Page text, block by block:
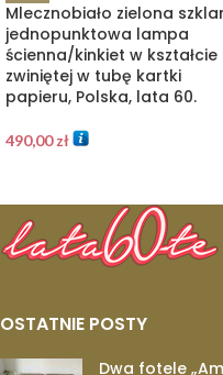
Mlecznobiało zielona
jednopunktowa lampa
ścienna/kinkiet w kształcie
zwiniętej w tubę kartki
papieru, Polska, lata 60.
490,00zł
OSTATNIE POSTY
Dwa fotele